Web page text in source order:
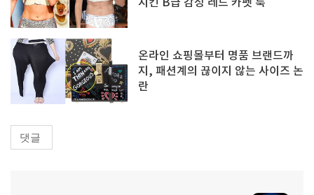
시킨 B급 감성 레드 카펫 룩
온라인 쇼핑몰부터 명품 브랜드까
지, 패션계의 끊이지 않는 사이즈 논
란
댓글